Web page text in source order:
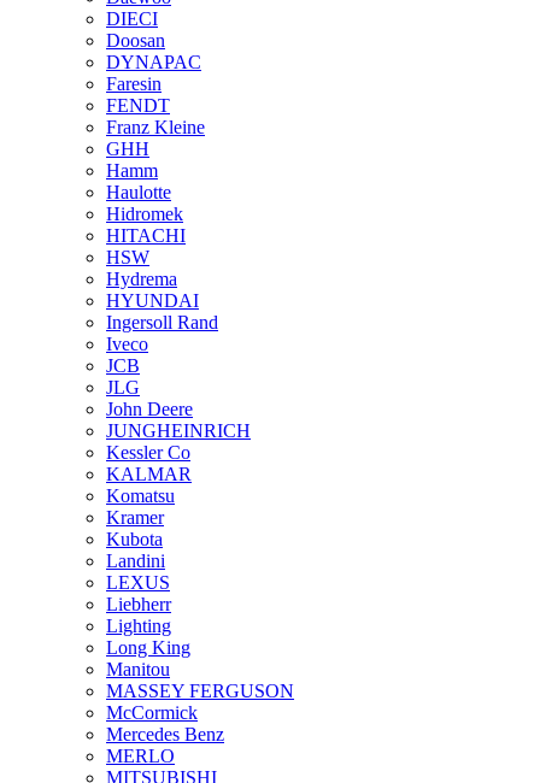
DIECI
Doosan
DYNAPAC
Faresin
FENDT
Franz Kleine
GHH
Hamm
Haulotte
Hidromek
HITACHI
HSW
Hydrema
HYUNDAI
Ingersoll Rand
Iveco
JCB
JLG
John Deere
JUNGHEINRICH
Kessler Co
KALMAR
Komatsu
Kramer
Kubota
Landini
LEXUS
Liebherr
Lighting
Long King
Manitou
MASSEY FERGUSON
McCormick
Mercedes Benz
MERLO
MITSUBISHI